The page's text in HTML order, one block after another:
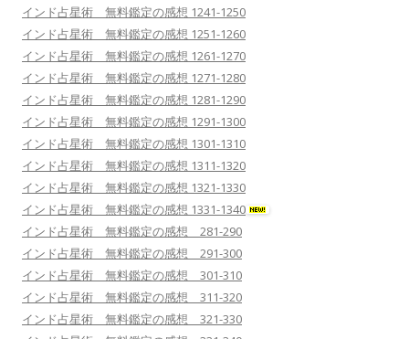
インド占星術 無料鑑定の感想 1241-1250
インド占星術 無料鑑定の感想 1251-1260
インド占星術 無料鑑定の感想 1261-1270
インド占星術 無料鑑定の感想 1271-1280
インド占星術 無料鑑定の感想 1281-1290
インド占星術 無料鑑定の感想 1291-1300
インド占星術 無料鑑定の感想 1301-1310
インド占星術 無料鑑定の感想 1311-1320
インド占星術 無料鑑定の感想 1321-1330
インド占星術 無料鑑定の感想 1331-1340
インド占星術 無料鑑定の感想 281-290
インド占星術 無料鑑定の感想 291-300
インド占星術 無料鑑定の感想 301-310
インド占星術 無料鑑定の感想 311-320
インド占星術 無料鑑定の感想 321-330